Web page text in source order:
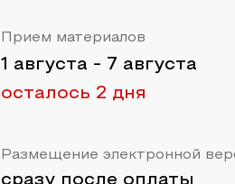
Прием материалов
1 августа - 7 августа
осталось 2 дня
Размещение электронной
сразу после оплаты